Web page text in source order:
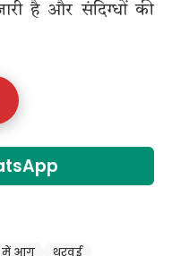
है और संदिग्धों की
में आग
थरवई